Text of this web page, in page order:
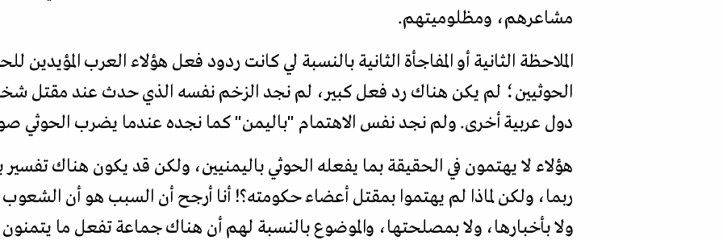
مشاعرهم، ومظلوميتهم.
الملاحظة الثانية أو المفاجأة الثانية بالنسبة لي كانت ردود فعل هؤلاء العرب
الحوثيين؛ لم يكن هناك رد فعل كبير، لم نجد الزخم نفسه الذي حدث عند مقتل
دول عربية أخرى. ولم نجد نفس الاهتمام "باليمن" كما نجده عندما يضرب الحوثي
هؤلاء لا يهتمون في الحقيقة بما يفعله الحوثي باليمنيين، ولكن قد يكون هناك
ربما، ولكن لماذا لم يهتموا بمقتل أعضاء حكومته؟! أنا أرجح أن السبب هو أن
ولا بأخبارها، ولا بمصلحتها، والموضوع بالنسبة لهم أن هناك جماعة تفعل ما